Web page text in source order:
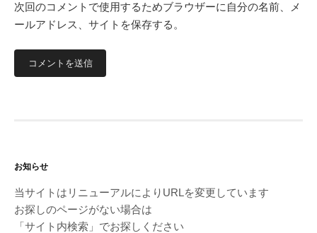
次回のコメントで使用するためブラウザーに自分の名前、メ
ールアドレス、サイトを保存する。
お知らせ
当サイトはリニューアルによりURLを変更しています
お探しのページがない場合は
「サイト内検索」でお探しください